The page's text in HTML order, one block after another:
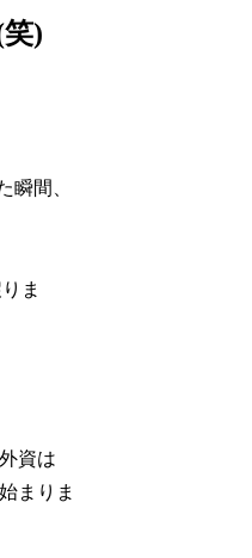
)
瞬間、
ま
資は
まりま